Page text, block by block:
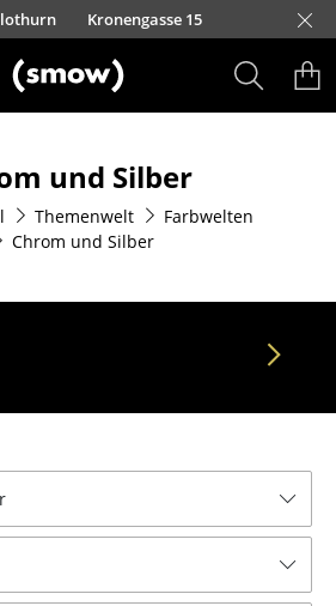
Kronengasse 15
und Silber
Themenwelt
Farbwelten
Chrom und Silber